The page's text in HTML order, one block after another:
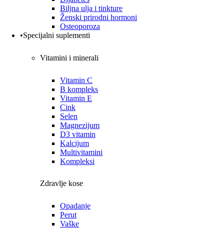
Biljna ulja i tinkture
Ženski prirodni hormoni
Osteoporoza
•Specijalni suplementi
Vitamini i minerali
Vitamin C
B kompleks
Vitamin E
Cink
Selen
Magnezijum
D3 vitamin
Kalcijum
Multivitamini
Kompleksi
Zdravlje kose
Opadanje
Perut
Vaške